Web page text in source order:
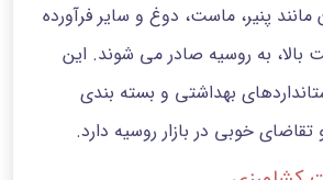
پنیر، ماست، دوغ و سایر فرآورده
بالا، به روسیه صادر می شوند. این
بهداشتی و بسته بندی
خوبی در بازار روسیه دارد.